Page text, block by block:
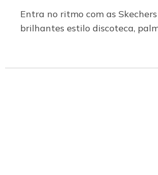
Entra no ritmo com as
brilhantes estilo discoteca,